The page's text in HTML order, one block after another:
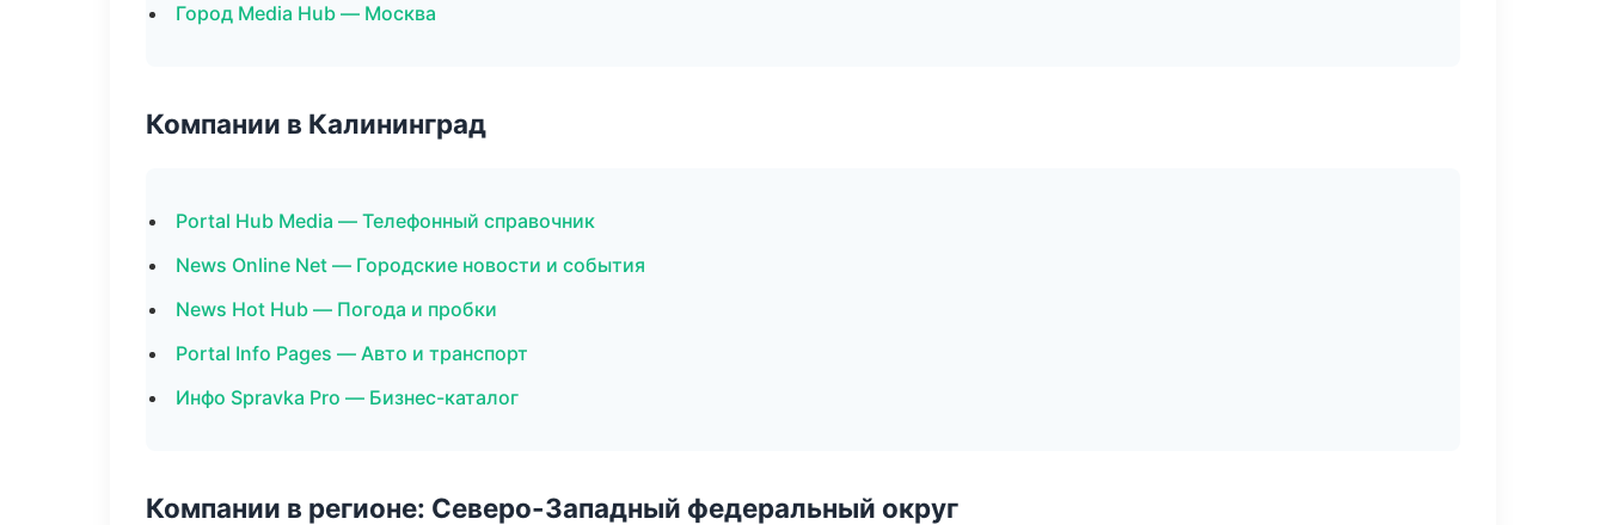
Город Media Hub — Москва
Компании в Калининград
Portal Hub Media — Телефонный справочник
News Online Net — Городские новости и события
News Hot Hub — Погода и пробки
Portal Info Pages — Авто и транспорт
Инфо Spravka Pro — Бизнес-каталог
Компании в регионе: Северо-Западный федеральный округ